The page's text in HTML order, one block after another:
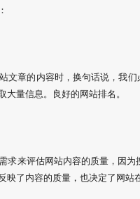
文章的内容时，换句话说，我
量信息。良好的网站排名。
求来评估网站内容的质量，因
了内容的质量，也决定了网站